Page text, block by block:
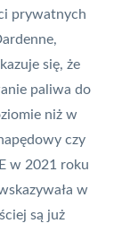
prywatnych
się, że
paliwa do
niż w
czy
w 2021 roku
w
są już